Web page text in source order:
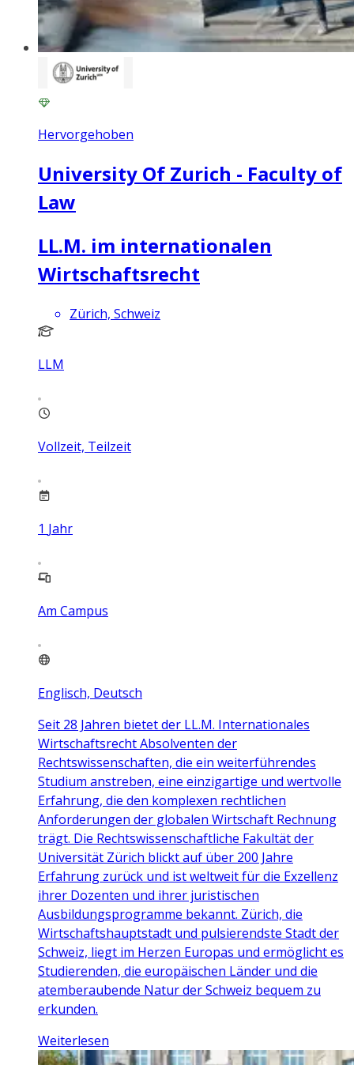
Hervorgehoben
University Of Zurich - Faculty of
Law
LL.M. im internationalen
Wirtschaftsrecht
Zürich, Schweiz
LLM
Vollzeit, Teilzeit
1 Jahr
Am Campus
Englisch, Deutsch
Seit 28 Jahren bietet der LL.M. Internationales
Wirtschaftsrecht Absolventen der
Rechtswissenschaften, die ein weiterführendes
Studium anstreben, eine einzigartige und wertvolle
Erfahrung, die den komplexen rechtlichen
Anforderungen der globalen Wirtschaft Rechnung
trägt. Die Rechtswissenschaftliche Fakultät der
Universität Zürich blickt auf über 200 Jahre
Erfahrung zurück und ist weltweit für die Exzellenz
ihrer Dozenten und ihrer juristischen
Ausbildungsprogramme bekannt. Zürich, die
Wirtschaftshauptstadt und pulsierendste Stadt der
Schweiz, liegt im Herzen Europas und ermöglicht es
Studierenden, die europäischen Länder und die
atemberaubende Natur der Schweiz bequem zu
erkunden.
Weiterlesen